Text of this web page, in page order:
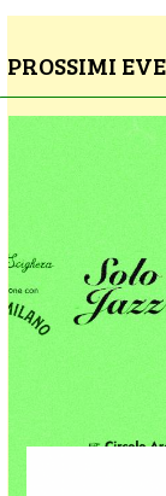
PROSSIMI